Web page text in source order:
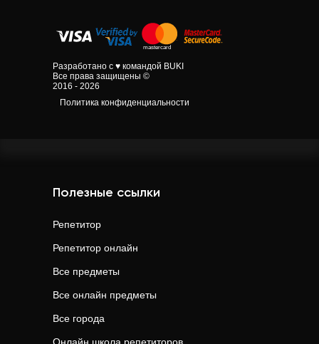
Разработано с ♥ командой BUKI
Все права защищены ©
2016 - 2026
Политика конфиденциальности
Полезные ссылки
Репетитор
Репетитор онлайн
Все предметы
Все онлайн предметы
Все города